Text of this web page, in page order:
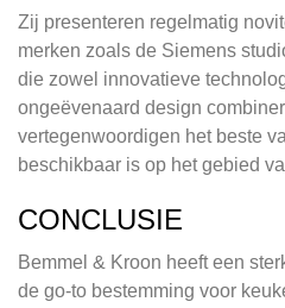
Zij presenteren regelmatig
merken zoals de Siemens
die zowel innovatieve
ongeëvenaard design
vertegenwoordigen het beste
beschikbaar is op het gebied
CONCLUSIE
Bemmel & Kroon heeft een
de go-to bestemming voor